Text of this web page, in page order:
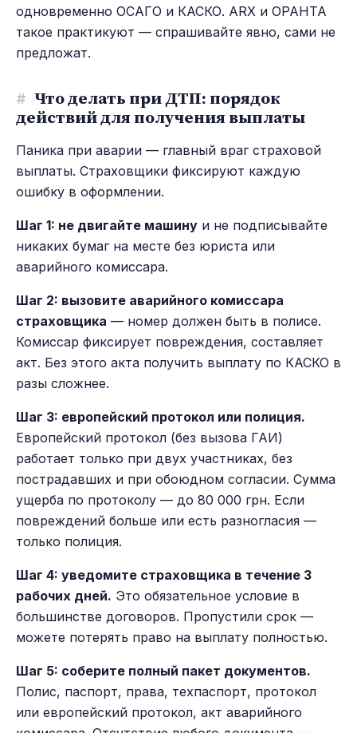
одновременно ОСАГО и КАСКО. ARX и ОРАНТА
такое практикуют — спрашивайте явно, сами не
предложат.
# Что делать при ДТП: порядок
действий для получения выплаты
Паника при аварии — главный враг страховой
выплаты. Страховщики фиксируют каждую
ошибку в оформлении.
Шаг 1: не двигайте машину и не подписывайте
никаких бумаг на месте без юриста или
аварийного комиссара.
Шаг 2: вызовите аварийного комиссара
страховщика — номер должен быть в полисе.
Комиссар фиксирует повреждения, составляет
акт. Без этого акта получить выплату по КАСКО в
разы сложнее.
Шаг 3: европейский протокол или полиция.
Европейский протокол (без вызова ГАИ)
работает только при двух участниках, без
пострадавших и при обоюдном согласии. Сумма
ущерба по протоколу — до 80 000 грн. Если
повреждений больше или есть разногласия —
только полиция.
Шаг 4: уведомите страховщика в течение 3
рабочих дней. Это обязательное условие в
большинстве договоров. Пропустили срок —
можете потерять право на выплату полностью.
Шаг 5: соберите полный пакет документов.
Полис, паспорт, права, техпаспорт, протокол
или европейский протокол, акт аварийного